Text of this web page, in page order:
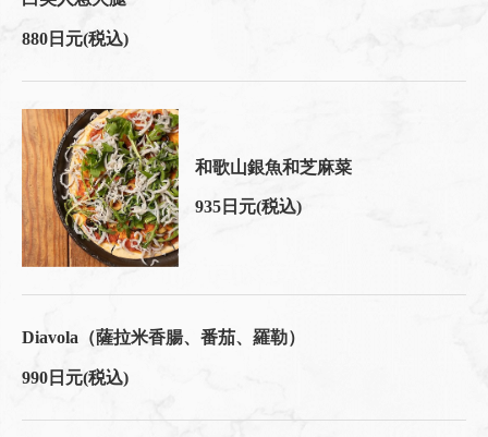
880日元(税込)
和歌山銀魚和芝麻菜
935日元(税込)
Diavola（薩拉米香腸、番茄、羅勒）
990日元(税込)